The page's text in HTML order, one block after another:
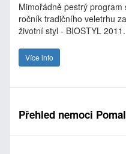
Mimořádně pestrý
ročník tradičního veletrhu
životní styl - BIOSTYL 2011.
Více info
Přehled nemoci